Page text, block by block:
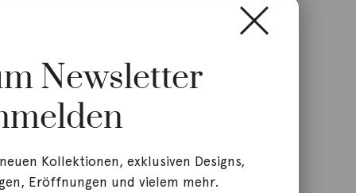
Newsletter
Kollektionen, exklusiven Designs,
Eröffnungen und vielem mehr.